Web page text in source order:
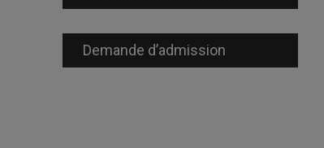
Demande d’admission